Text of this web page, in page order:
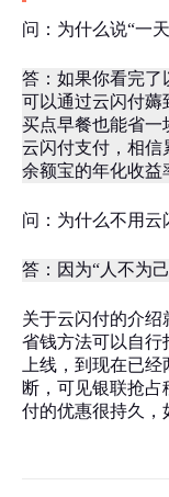
问：为什么说“一
答：如果你看完了
可以通过云闪付薅
买点早餐也能省一
云闪付支付，相信
余额宝的年化收益
问：为什么不用云
答：因为“人不为
关于云闪付的介绍
省钱方法可以自行
上线，到现在已
断，可见银联抢
付的优惠很持久，